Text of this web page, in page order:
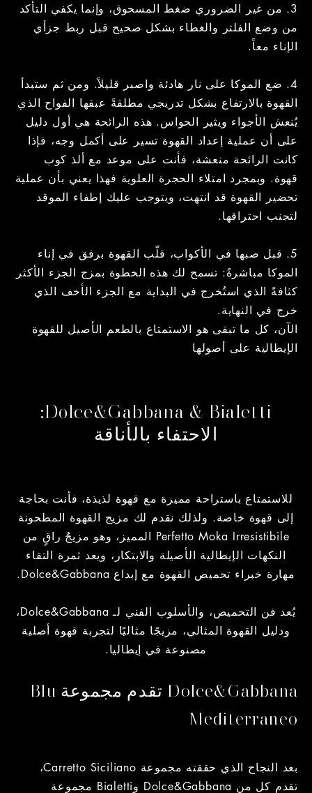
3. من غير الضروري ضغط المسحوق، وإنما يكفي التأكد
من وضع الفلتر والغطاء بشكل صحيح قبل ربط جزأي
الإناء معاً.
4. ضع الموكا على نار هادئة واصبر قليلاً. ومن ثم ستبدأ
القهوة بالارتفاع بشكل تدريجي مطلقةً عبقها الفواح الذي
يُنعش الأجواء ويثير الحواس. هذه الرائحة هي أول دليل
على أن عملية إعداد القهوة تسير على أكمل وجه، فإذا
كانت الرائحة منعشة، فأنت على موعد مع ألذ كوب
قهوة. وبمجرد امتلاء الحجرة العلوية فهذا يعني بأن عملية
تحضير القهوة قد انتهت، ويتوجب عليك إطفاء الموقد
لتجنب احتراقها.
5. قبل صبها في الأكواب، قلّب القهوة برفق في إناء
الموكا مباشرةً: تسمح لك هذه الخطوة بمزج الجزء الأكثر
كثافةً الذي استُخرج في البداية مع الجزء الأخف الذي
خرج في النهاية.
الآن، كل ما تبقى هو الاستمتاع بالطعم الأصيل للقهوة
الإيطالية على أصولها
Dolce&Gabbana & Bialetti:
الاحتفاء بالأناقة
للاستمتاع باستراحة مميزة مع قهوة لذيذة، فأنت بحاجة
إلى قهوة خاصة. ولذلك نقدم لك مزيج القهوة المطحونة
Perfetto Moka Irresistibile المميز، وهو مزيجٌ راقٍ من
النكهات الإيطالية الأصيلة والابتكار، ويعد ثمرة التقاء
مهارة خبراء تحميص القهوة مع إبداع Dolce&Gabbana.
يُعد فن التحميص، والأسلوب الفني لـ Dolce&Gabbana،
ودليل القهوة المثالي، مزيجًا مثاليًا لتجربة قهوة أصلية
مصنوعة في إيطاليا.
Dolce&Gabbana تقدم مجموعة Blu
Mediterraneo
بعد النجاح الذي حققته مجموعة Carretto Siciliano،
تقدم كل من Dolce&Gabbana وBialetti مجموعة